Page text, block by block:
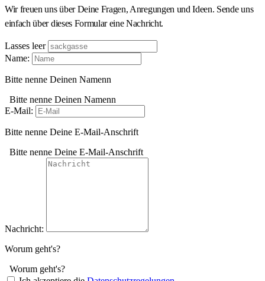
Wir freuen uns über Deine Fragen, Anregungen und Ideen. Sende uns
einfach über dieses Formular eine Nachricht.
Lasses leer
Name:
Bitte nenne Deinen Namenn
Bitte nenne Deinen Namenn
E-Mail:
Bitte nenne Deine E-Mail-Anschrift
Bitte nenne Deine E-Mail-Anschrift
Nachricht:
Worum geht's?
Worum geht's?